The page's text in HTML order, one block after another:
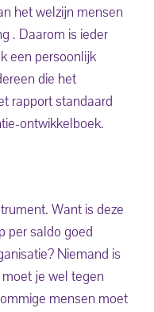
het welzijn mensen
. Daarom is ieder
een persoonlijk
die het
rapport standaard
ontwikkelboek.
Want is deze
per saldo goed
Niemand is
je wel tegen
mensen moet